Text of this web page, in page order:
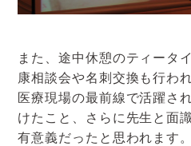
また、途中休憩のティータ
康相談会や名刺交換も行わ
医療現場の最前線で活躍さ
けたこと、さらに先生と面
有意義だったと思われます。